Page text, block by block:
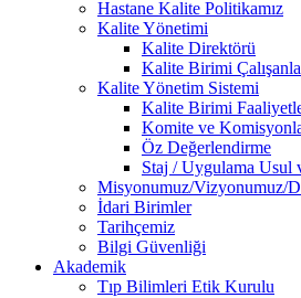
Hastane Kalite Politikamız
Kalite Yönetimi
Kalite Direktörü
Kalite Birimi
Kalite Yönetim Sistemi
Kalite Birimi
Komite ve
Öz Değerlendirme
Staj / Uygulama Usul
Misyonumuz/Vizyonumuz/
İdari Birimler
Tarihçemiz
Bilgi Güvenliği
Akademik
Tıp Bilimleri Etik Kurulu